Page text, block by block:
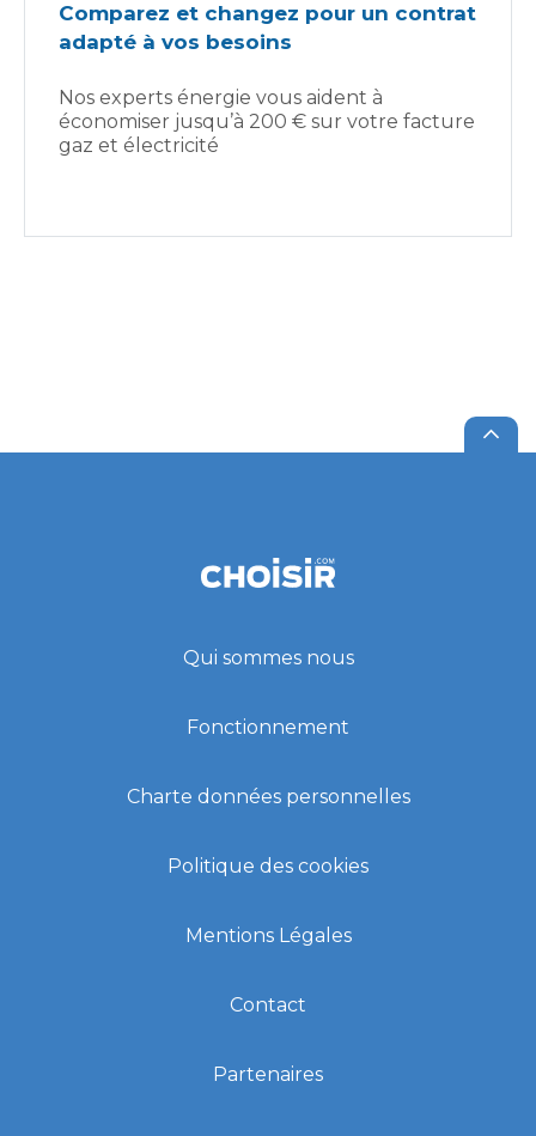
Comparez et changez pour un contrat
adapté à vos besoins
Nos experts énergie vous aident à
économiser jusqu’à 200 € sur votre facture
gaz et électricité
Qui sommes nous
Fonctionnement
Charte données personnelles
Politique des cookies
Mentions Légales
Contact
Partenaires